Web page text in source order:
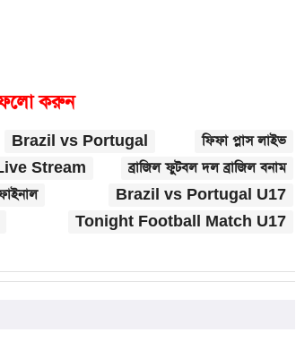
করুন
Brazil vs Portugal
ফিফা প্লাস লাইভ
Stream
ব্রাজিল ফুটবল দল ব্রাজিল বনাম
Brazil vs Portugal U17
Tonight Football Match U17